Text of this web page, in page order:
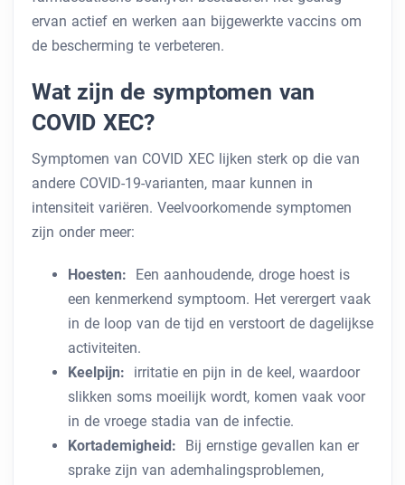
ervan actief en werken aan bijgewerkte vaccins om
de bescherming te verbeteren.
Wat zijn de symptomen van
COVID XEC?
Symptomen van COVID XEC lijken sterk op die van
andere COVID-19-varianten, maar kunnen in
intensiteit variëren. Veelvoorkomende symptomen
zijn onder meer:
Hoesten: Een aanhoudende, droge hoest is
een kenmerkend symptoom. Het verergert vaak
in de loop van de tijd en verstoort de dagelijkse
activiteiten.
Keelpijn: irritatie en pijn in de keel, waardoor
slikken soms moeilijk wordt, komen vaak voor
in de vroege stadia van de infectie.
Kortademigheid: Bij ernstige gevallen kan er
sprake zijn van ademhalingsproblemen,